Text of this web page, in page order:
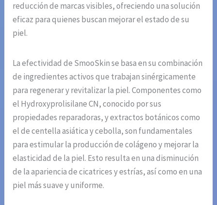
reducción de marcas visibles, ofreciendo una solución
eficaz para quienes buscan mejorar el estado de su
piel.
La efectividad de SmooSkin se basa en su combinación
de ingredientes activos que trabajan sinérgicamente
para regenerar y revitalizar la piel. Componentes como
el Hydroxyprolisilane CN, conocido por sus
propiedades reparadoras, y extractos botánicos como
el de centella asiática y cebolla, son fundamentales
para estimular la producción de colágeno y mejorar la
elasticidad de la piel. Esto resulta en una disminución
de la apariencia de cicatrices y estrías, así como en una
piel más suave y uniforme.